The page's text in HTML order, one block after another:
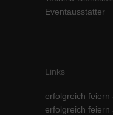
Eventausstatter
Links
erfolgreich feiern
erfolgreich feiern
powered by Borlabs Cookie